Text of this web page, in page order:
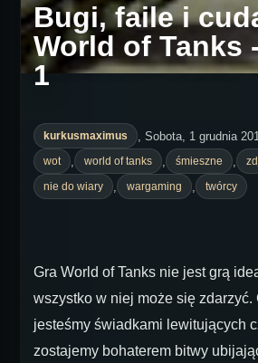
Bugi, faile i
World of Tanks
1
kurkusmaximus , Sobota, 1 grudnia
wot
world of tanks śmieszne
nie do wiary wargaming twórcy
Gra World of Tanks nie jest grą
wszystko w niej może się zdarzyć.
jesteśmy świadkami lewitujących
zostajemy bohaterem bitwy